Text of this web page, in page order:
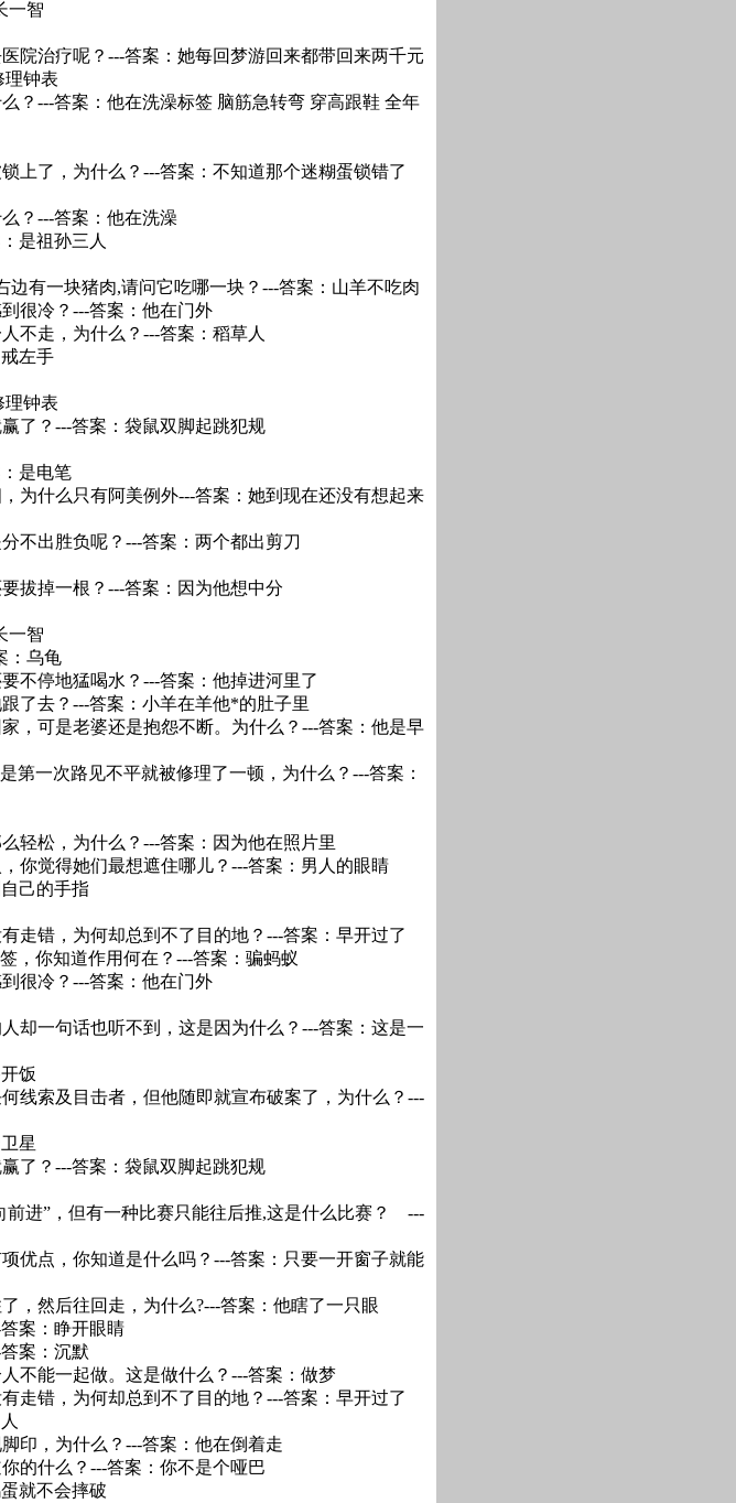
一智
院治疗呢？---答案：她每回梦游回来都带回来两千元
理钟表
？---答案：他在洗澡标签 脑筋急转弯 穿高跟鞋 全年
上了，为什么？---答案：不知道那个迷糊蛋锁错了
？---答案：他在洗澡
是祖孙三人
有一块猪肉,请问它吃哪一块？---答案：山羊不吃肉
很冷？---答案：他在门外
不走，为什么？---答案：稻草人
左手
理钟表
了？---答案：袋鼠双脚起跳犯规
是电笔
为什么只有阿美例外---答案：她到现在还没有想起来
不出胜负呢？---答案：两个都出剪刀
拔掉一根？---答案：因为他想中分
一智
：乌龟
不停地猛喝水？---答案：他掉进河里了
了去？---答案：小羊在羊他*的肚子里
，可是老婆还是抱怨不断。为什么？---答案：他是早
第一次路见不平就被修理了一顿，为什么？---答案：
轻松，为什么？---答案：因为他在照片里
你觉得她们最想遮住哪儿？---答案：男人的眼睛
己的手指
走错，为何却总到不了目的地？---答案：早开过了
，你知道作用何在？---答案：骗蚂蚁
很冷？---答案：他在门外
却一句话也听不到，这是因为什么？---答案：这是一
饭
线索及目击者，但他随即就宣布破案了，为什么？---
星
了？---答案：袋鼠双脚起跳犯规
前进”，但有一种比赛只能往后推,这是什么比赛？ ---
优点，你知道是什么吗？---答案：只要一开窗子就能
，然后往回走，为什么?---答案：他瞎了一只眼
案：睁开眼睛
案：沉默
不能一起做。这是做什么？---答案：做梦
走错，为何却总到不了目的地？---答案：早开过了
印，为什么？---答案：他在倒着走
的什么？---答案：你不是个哑巴
就不会摔破